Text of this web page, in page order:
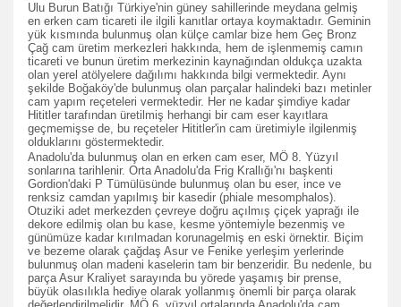
Ulu Burun Batığı Türkiye'nin güney sahillerinde meydana gelmiş
en erken cam ticareti ile ilgili kanıtlar ortaya koymaktadır. Geminin
yük kısmında bulunmuş olan külçe camlar bize hem Geç Bronz
Çağ cam üretim merkezleri hakkında, hem de işlenmemiş camın
ticareti ve bunun üretim merkezinin kaynağından oldukça uzakta
olan yerel atölyelere dağılımı hakkında bilgi vermektedir. Aynı
şekilde Boğaköy'de bulunmuş olan parçalar halindeki bazı metinler
cam yapım reçeteleri vermektedir. Her ne kadar şimdiye kadar
Hititler tarafından üretilmiş herhangi bir cam eser kayıtlara
geçmemişse de, bu reçeteler Hititler'in cam üretimiyle ilgilenmiş
olduklarını göstermektedir.
Anadolu'da bulunmuş olan en erken cam eser, MÖ 8. Yüzyıl
sonlarına tarihlenir. Orta Anadolu'da Frig Krallığı'nı başkenti
Gordion'daki P Tümülüsünde bulunmuş olan bu eser, ince ve
renksiz camdan yapılmış bir kasedir (phiale mesomphalos).
Otuziki adet merkezden çevreye doğru açılmış çiçek yaprağı ile
dekore edilmiş olan bu kase, kesme yöntemiyle bezenmiş ve
günümüze kadar kırılmadan korunagelmiş en eski örnektir. Biçim
ve bezeme olarak çağdaş Asur ve Fenike yerleşim yerlerinde
bulunmuş olan madeni kaselerin tam bir benzeridir. Bu nedenle, bu
parça Asur Kraliyet sarayında bu yörede yaşamış bir prense,
büyük olasılıkla hediye olarak yollanmış önemli bir parça olarak